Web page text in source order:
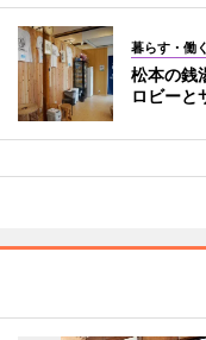
暮らす・働く
松本の銭
ロビーと